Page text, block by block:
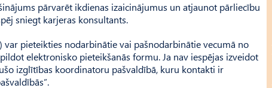
pārvarēt ikdienas izaicinājumus un atjaunot pārliecību
sniegt karjeras konsultants.
) var pieteikties nodarbinātie vai pašnodarbinātie vecumā no
elektronisko pieteikšanās formu. Ja nav iespējas izveidot
izglītības koordinatoru pašvaldībā, kuru kontakti ir